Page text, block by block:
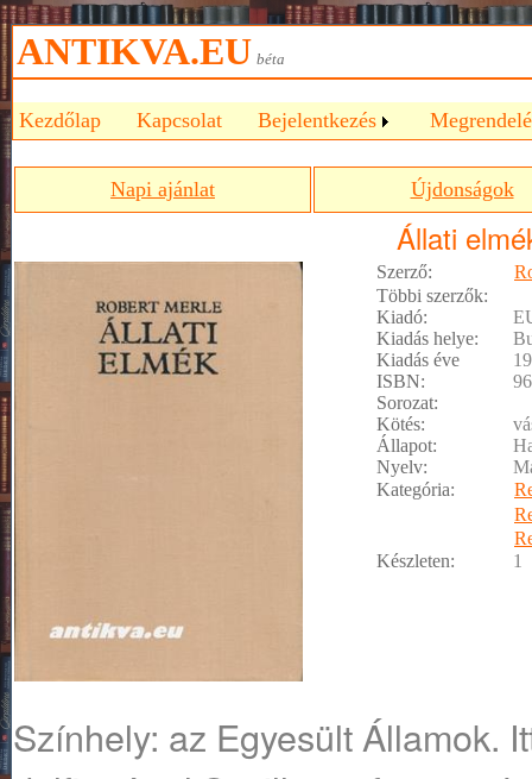
ANTIKVA.EU béta
Kezdőlap Kapcsolat Bejelentkezés
Napi ajánlat Újdonságok
Állati
Szerző:
Többi szerzők:
Kiadó:
Kiadás helye:
Kiadás éve
ISBN:
Sorozat:
Kötés:
Állapot:
Nyelv:
Kategória:
Készleten:
1
Színhely: az Egyesült Államok.